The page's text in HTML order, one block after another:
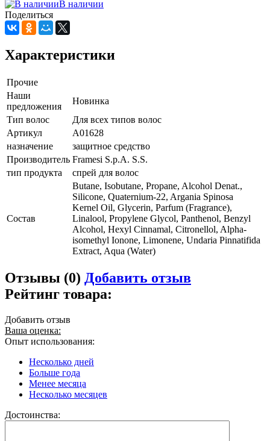
В наличии
Поделиться
Характеристики
Прочие
Наши
предложения
Новинка
Тип волос
Для всех типов волос
Артикул
A01628
назначение
защитное средство
Производитель Framesi S.p.A. S.S.
тип продукта
спрей для волос
Состав
Butane, Isobutane, Propane, Alcohol Denat.,
Silicone, Quaternium-22, Argania Spinosa
Kernel Oil, Glycerin, Parfum (Fragrance),
Linalool, Propylene Glycol, Panthenol, Benzyl
Alcohol, Hexyl Cinnamal, Citronellol, Alpha-
isomethyl Ionone, Limonene, Undaria Pinnatifida
Extract, Aqua (Water)
Отзывы (0) Добавить отзыв
Рейтинг товара:
Добавить отзыв
Ваша оценка:
Опыт использования:
Несколько дней
Больше года
Менее месяца
Несколько месяцев
Достоинства: